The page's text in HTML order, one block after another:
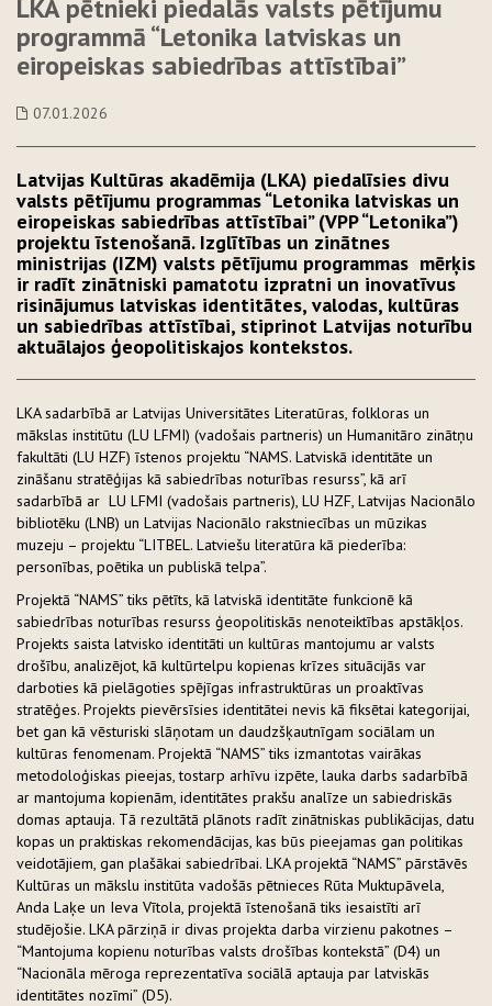
LKA pētnieki piedalās valsts pētījumu
programmā “Letonika latviskas un
eiropeiskas sabiedrības attīstībai”
07.01.2026
Latvijas Kultūras akadēmija (LKA) piedalīsies divu
valsts pētījumu programmas “Letonika latviskas un
eiropeiskas sabiedrības attīstībai” (VPP “Letonika”)
projektu īstenošanā. Izglītības un zinātnes
ministrijas (IZM) valsts pētījumu programmas mērķis
ir radīt zinātniski pamatotu izpratni un inovatīvus
risinājumus latviskas identitātes, valodas, kultūras
un sabiedrības attīstībai, stiprinot Latvijas noturību
aktuālajos ģeopolitiskajos kontekstos.
LKA sadarbībā ar Latvijas Universitātes Literatūras, folkloras un
mākslas institūtu (LU LFMI) (vadošais partneris) un Humanitāro zinātņu
fakultāti (LU HZF) īstenos projektu “NAMS. Latviskā identitāte un
zināšanu stratēģijas kā sabiedrības noturības resurss”, kā arī
sadarbībā ar LU LFMI (vadošais partneris), LU HZF, Latvijas Nacionālo
bibliotēku (LNB) un Latvijas Nacionālo rakstniecības un mūzikas
muzeju – projektu “LITBEL. Latviešu literatūra kā piederība:
personības, poētika un publiskā telpa”.
Projektā “NAMS” tiks pētīts, kā latviskā identitāte funkcionē kā
sabiedrības noturības resurss ģeopolitiskās nenoteiktības apstākļos.
Projekts saista latvisko identitāti un kultūras mantojumu ar valsts
drošību, analizējot, kā kultūrtelpu kopienas krīzes situācijās var
darboties kā pielāgoties spējīgas infrastruktūras un proaktīvas
stratēģes. Projekts pievērsīsies identitātei nevis kā fiksētai kategorijai,
bet gan kā vēsturiski slāņotam un daudzšķautnīgam sociālam un
kultūras fenomenam. Projektā “NAMS” tiks izmantotas vairākas
metodoloģiskas pieejas, tostarp arhīvu izpēte, lauka darbs sadarbībā
ar mantojuma kopienām, identitātes prakšu analīze un sabiedriskās
domas aptauja. Tā rezultātā plānots radīt zinātniskas publikācijas, datu
kopas un praktiskas rekomendācijas, kas būs pieejamas gan politikas
veidotājiem, gan plašākai sabiedrībai. LKA projektā “NAMS” pārstāvēs
Kultūras un mākslu institūta vadošās pētnieces Rūta Muktupāvela,
Anda Laķe un Ieva Vītola, projektā īstenošanā tiks iesaistīti arī
studējošie. LKA pārziņā ir divas projekta darba virzienu pakotnes –
“Mantojuma kopienu noturības valsts drošības kontekstā” (D4) un
“Nacionāla mēroga reprezentatīva sociālā aptauja par latviskās
identitātes nozīmi” (D5).